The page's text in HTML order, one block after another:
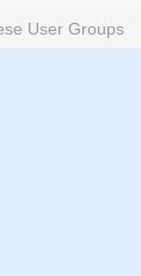
User Groups